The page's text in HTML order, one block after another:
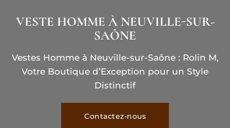
VESTE HOMME À NEUVILLE-SUR-
SAÔNE
Vestes Homme à Neuville-sur-Saône : Rolin M,
Votre Boutique d’Exception pour un Style
Distinctif
Contactez-nous